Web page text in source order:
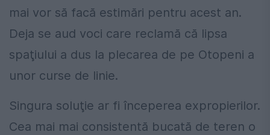
mai vor să facă estimări pentru acest an.
Deja se aud voci care reclamă că lipsa
spaţiului a dus la plecarea de pe Otopeni a
unor curse de linie.
Singura soluţie ar fi începerea expropierilor.
Cea mai mai consistentă bucată de teren o